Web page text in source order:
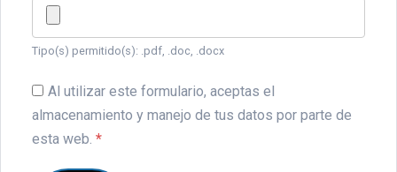
Tipo(s) permitido(s): .pdf, .doc, .docx
Al utilizar este formulario, aceptas el
almacenamiento y manejo de tus datos por parte de
esta web. *